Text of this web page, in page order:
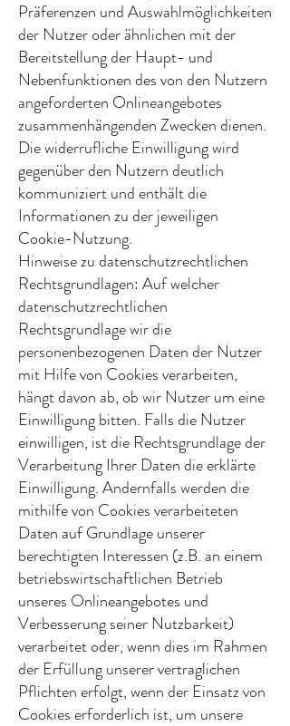
Präferenzen und Auswahlmöglichkeiten
der Nutzer oder ähnlichen mit der
Bereitstellung der Haupt- und
Nebenfunktionen des von den Nutzern
angeforderten Onlineangebotes
zusammenhängenden Zwecken dienen.
Die widerrufliche Einwilligung wird
gegenüber den Nutzern deutlich
kommuniziert und enthält die
Informationen zu der jeweiligen
Cookie-Nutzung.
Hinweise zu datenschutzrechtlichen
Rechtsgrundlagen: Auf welcher
datenschutzrechtlichen
Rechtsgrundlage wir die
personenbezogenen Daten der Nutzer
mit Hilfe von Cookies verarbeiten,
hängt davon ab, ob wir Nutzer um eine
Einwilligung bitten. Falls die Nutzer
einwilligen, ist die Rechtsgrundlage der
Verarbeitung Ihrer Daten die erklärte
Einwilligung. Andernfalls werden die
mithilfe von Cookies verarbeiteten
Daten auf Grundlage unserer
berechtigten Interessen (z.B. an einem
betriebswirtschaftlichen Betrieb
unseres Onlineangebotes und
Verbesserung seiner Nutzbarkeit)
verarbeitet oder, wenn dies im Rahmen
der Erfüllung unserer vertraglichen
Pflichten erfolgt, wenn der Einsatz von
Cookies erforderlich ist, um unsere